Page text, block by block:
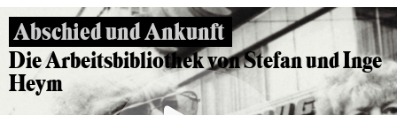
Abschied und Ankunft
Die Arbeitsbibliothek von Stefan und Inge
Heym